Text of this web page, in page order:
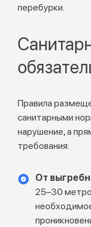
перебурки.
Правила
санитарными
нарушение, а
требования:
От
25–30